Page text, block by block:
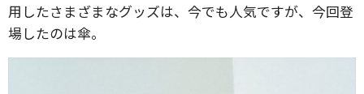
用したさまざまなグッズは、今でも人気ですが、今回登
場したのは傘。